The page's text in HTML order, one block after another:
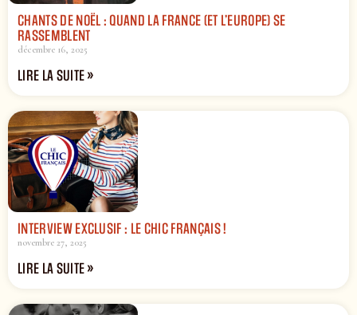
CHANTS DE NOËL : QUAND LA FRANCE (ET L’EUROPE) SE
RASSEMBLENT
décembre 16, 2025
LIRE LA SUITE »
INTERVIEW EXCLUSIF : LE CHIC FRANÇAIS !
novembre 27, 2025
LIRE LA SUITE »